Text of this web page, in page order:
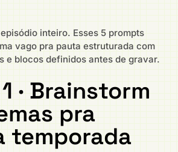
inteiro. Esses 5 prompts
vago pra pauta estruturada com
e blocos definidos antes de gravar.
· Brainstorm
pra
temporada